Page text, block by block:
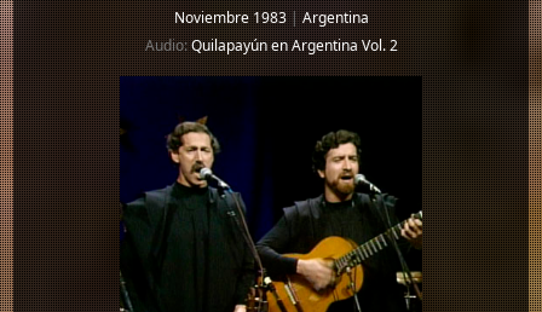
Noviembre 1983|Argentina
Audio:Quilapayún en Argentina Vol. 2